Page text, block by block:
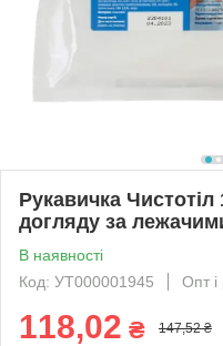
Рукавичка Чистотіл
догляду за
В наявності
Код: УТ000001945
Опт і
118,02 ₴ 147,52 ₴